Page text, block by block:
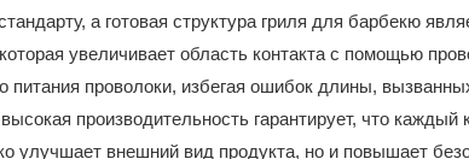
а готовая структура гриля для барбекю
увеличивает область контакта с помощью
питания проволоки, избегая ошибок длины,
производительность гарантирует, что
улучшает внешний вид продукта, но и повышает